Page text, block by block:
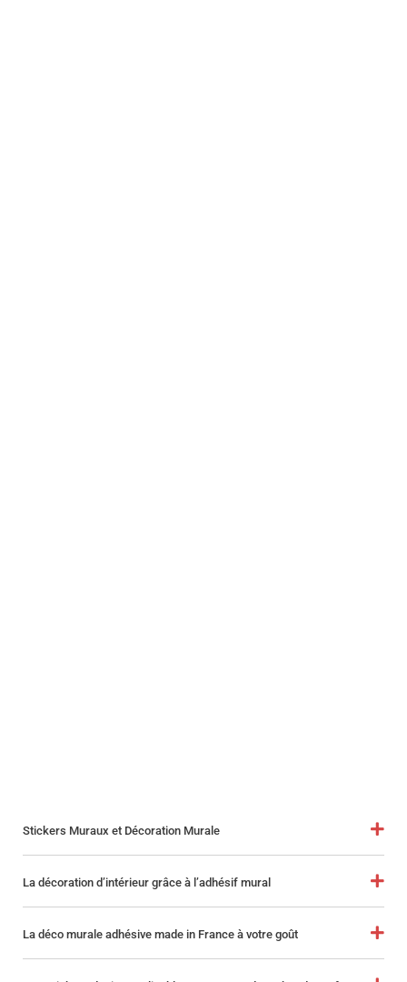
Stickers Muraux et Décoration Murale
La décoration d’intérieur grâce à l’adhésif mural
La déco murale adhésive made in France à votre goût